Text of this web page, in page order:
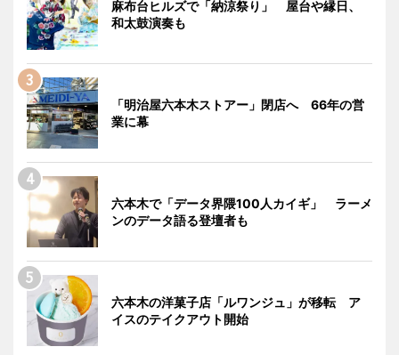
麻布台ヒルズで「納涼祭り」 屋台や縁日、
和太鼓演奏も
「明治屋六本木ストアー」閉店へ 66年の営
業に幕
六本木で「データ界隈100人カイギ」 ラーメ
ンのデータ語る登壇者も
六本木の洋菓子店「ルワンジュ」が移転 ア
イスのテイクアウト開始